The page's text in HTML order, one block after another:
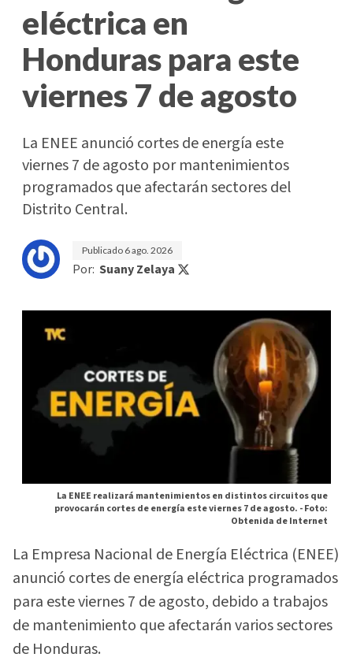
eléctrica en
Honduras para este
viernes 7 de agosto
La ENEE anunció cortes de energía este
viernes 7 de agosto por mantenimientos
programados que afectarán sectores del
Distrito Central.
Publicado 6 ago. 2026
Por: Suany Zelaya
La ENEE realizará mantenimientos en distintos circuitos que
provocarán cortes de energía este viernes 7 de agosto. -Foto:
Obtenida de Internet
La Empresa Nacional de Energía Eléctrica (ENEE)
anunció cortes de energía eléctrica programados
para este viernes 7 de agosto, debido a trabajos
de mantenimiento que afectarán varios sectores
de Honduras.